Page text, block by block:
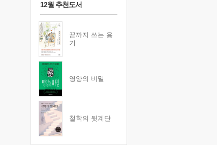
12월 추천도서
끝까지 쓰는 용
기
영양의 비밀
철학의 뒷계단